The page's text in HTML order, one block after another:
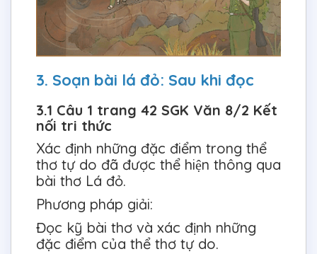
3. Soạn bài lá đỏ: Sau khi đọc
3.1 Câu 1 trang 42 SGK Văn 8/2 Kết
nối tri thức
Xác định những đặc điểm trong thể
thơ tự do đã được thể hiện thông qua
bài thơ Lá đỏ.
Phương pháp giải:
Đọc kỹ bài thơ và xác định những
đặc điểm của thể thơ tự do.